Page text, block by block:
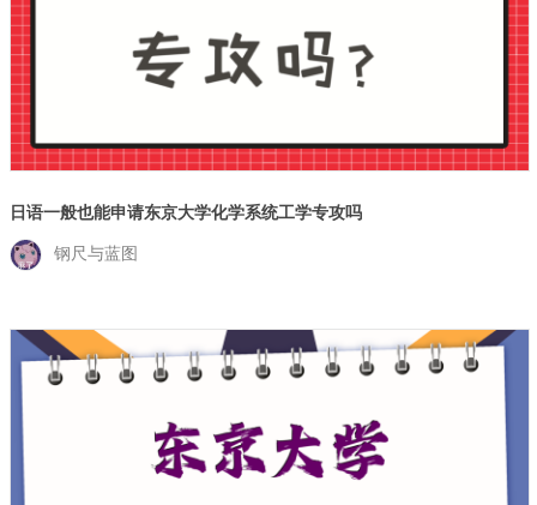
日语一般也能申请东京大学化学系统工学专攻吗
钢尺与蓝图